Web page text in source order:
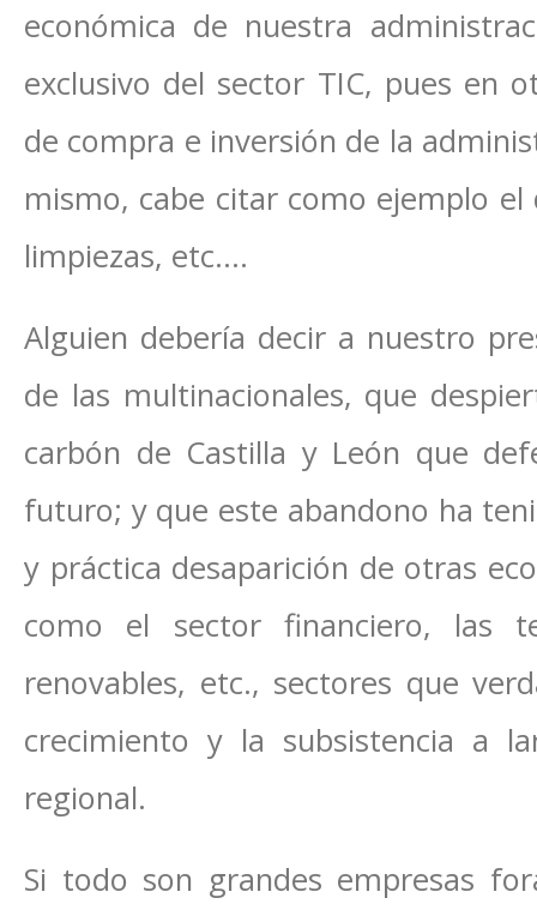
económica de nuestra
exclusivo del sector TIC, pues en
de compra e inversión de la
mismo, cabe citar como ejemplo
limpiezas, etc.…
Alguien debería decir a nuestro
de las multinacionales, que
carbón de Castilla y León que
futuro; y que este abandono ha
y práctica desaparición de otras
como el sector financiero, las
renovables, etc., sectores que
crecimiento y la subsistencia a
regional.
Si todo son grandes empresas